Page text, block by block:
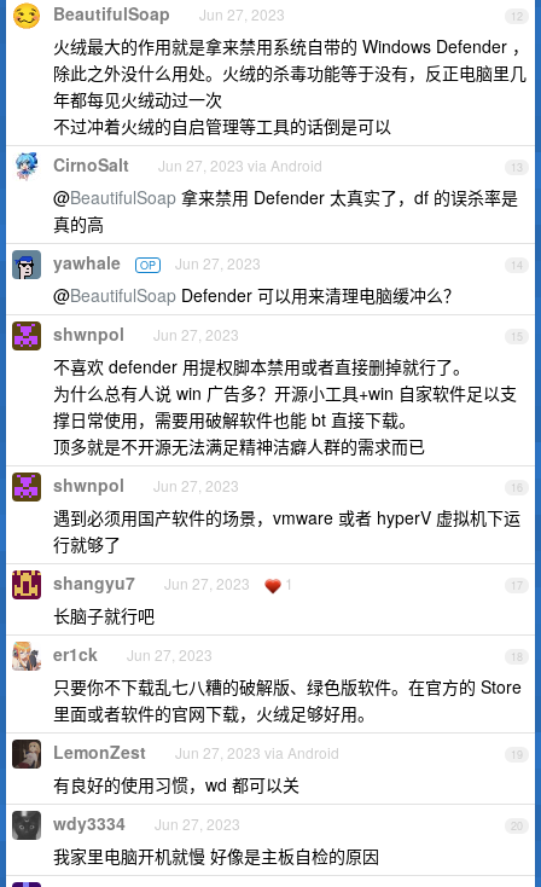
12
BeautifulSoap Jun 27, 2023
火绒最大的作用就是拿来禁用系统自带的 Windows Defender ，
除此之外没什么用处。火绒的杀毒功能等于没有，反正电脑里几
年都每见火绒动过一次
不过冲着火绒的自启管理等工具的话倒是可以
13
CirnoSalt Jun 27, 2023 via Android
@BeautifulSoap 拿来禁用 Defender 太真实了，df 的误杀率是
真的高
14
yawhale OP Jun 27, 2023
@BeautifulSoap Defender 可以用来清理电脑缓冲么？
15
shwnpol Jun 27, 2023
不喜欢 defender 用提权脚本禁用或者直接删掉就行了。
为什么总有人说 win 广告多？开源小工具+win 自家软件足以支
撑日常使用，需要用破解软件也能 bt 直接下载。
顶多就是不开源无法满足精神洁癖人群的需求而已
16
shwnpol Jun 27, 2023
遇到必须用国产软件的场景，vmware 或者 hyperV 虚拟机下运
行就够了
17
shangyu7 Jun 27, 2023 1
长脑子就行吧
18
er1ck Jun 27, 2023
只要你不下载乱七八糟的破解版、绿色版软件。在官方的 Store
里面或者软件的官网下载，火绒足够好用。
19
LemonZest Jun 27, 2023 via Android
有良好的使用习惯，wd 都可以关
20
wdy3334 Jun 27, 2023
我家里电脑开机就慢 好像是主板自检的原因